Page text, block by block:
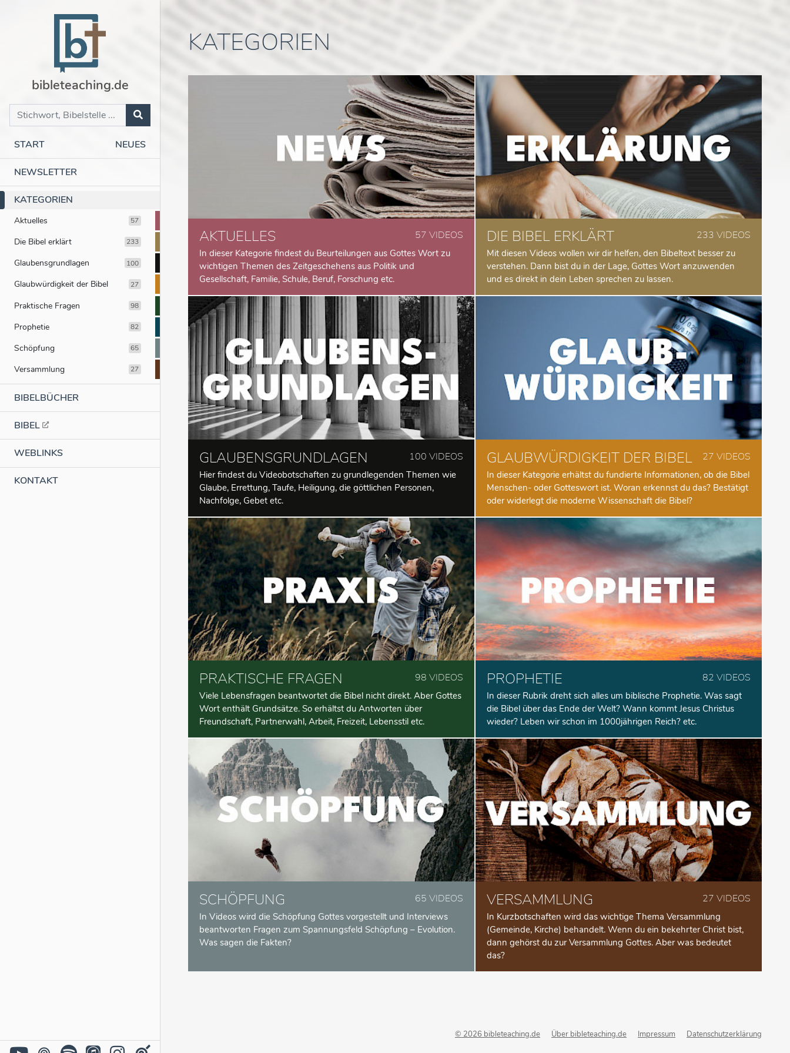
bibleteaching.de
START NEUES
NEWSLETTER
KATEGORIEN
Aktuelles 57
Die Bibel erklärt 233
Glaubensgrundlagen 100
Glaubwürdigkeit der Bibel 27
Praktische Fragen 98
Prophetie 82
Schöpfung 65
Versammlung 27
BIBELBÜCHER
BIBEL
WEBLINKS
KONTAKT
KATEGORIEN
AKTUELLES 57 VIDEOS
In dieser Kategorie findest du Beurteilungen aus Gottes Wort zu
wichtigen Themen des Zeitgeschehens aus Politik und
Gesellschaft, Familie, Schule, Beruf, Forschung etc.
DIE BIBEL ERKLÄRT 233 VIDEOS
Mit diesen Videos wollen wir dir helfen, den Bibeltext besser zu
verstehen. Dann bist du in der Lage, Gottes Wort anzuwenden
und es direkt in dein Leben sprechen zu lassen.
GLAUBENSGRUNDLAGEN 100 VIDEOS
Hier findest du Videobotschaften zu grundlegenden Themen wie
Glaube, Errettung, Taufe, Heiligung, die göttlichen Personen,
Nachfolge, Gebet etc.
GLAUBWÜRDIGKEIT DER BIBEL 27 VIDEOS
In dieser Kategorie erhältst du fundierte Informationen, ob die Bibel
Menschen- oder Gotteswort ist. Woran erkennst du das? Bestätigt
oder widerlegt die moderne Wissenschaft die Bibel?
PRAKTISCHE FRAGEN 98 VIDEOS
Viele Lebensfragen beantwortet die Bibel nicht direkt. Aber Gottes
Wort enthält Grundsätze. So erhältst du Antworten über
Freundschaft, Partnerwahl, Arbeit, Freizeit, Lebensstil etc.
PROPHETIE 82 VIDEOS
In dieser Rubrik dreht sich alles um biblische Prophetie. Was sagt
die Bibel über das Ende der Welt? Wann kommt Jesus Christus
wieder? Leben wir schon im 1000jährigen Reich? etc.
SCHÖPFUNG 65 VIDEOS
In Videos wird die Schöpfung Gottes vorgestellt und Interviews
beantworten Fragen zum Spannungsfeld Schöpfung – Evolution.
Was sagen die Fakten?
VERSAMMLUNG 27 VIDEOS
In Kurzbotschaften wird das wichtige Thema Versammlung
(Gemeinde, Kirche) behandelt. Wenn du ein bekehrter Christ bist,
dann gehörst du zur Versammlung Gottes. Aber was bedeutet
das?
© 2026 bibleteaching.de Über bibleteaching.de Impressum Datenschutzerklärung